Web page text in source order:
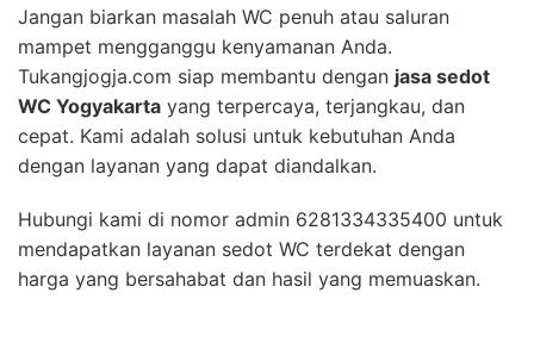
Jangan biarkan masalah WC penuh atau saluran
mampet mengganggu kenyamanan Anda.
Tukangjogja.com siap membantu dengan jasa sedot
WC Yogyakarta yang terpercaya, terjangkau, dan
cepat. Kami adalah solusi untuk kebutuhan Anda
dengan layanan yang dapat diandalkan.
Hubungi kami di nomor admin 6281334335400 untuk
mendapatkan layanan sedot WC terdekat dengan
harga yang bersahabat dan hasil yang memuaskan.